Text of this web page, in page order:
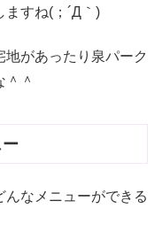
ますね(；´Д｀)
があったり泉パーク
＾
んなメニューができる